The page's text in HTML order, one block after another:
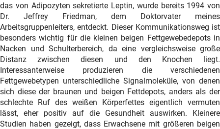
das von Adipozyten sekretierte Leptin, wurde bereits 1994 von
Dr. Jeffrey Friedman, dem Doktorvater meines
Arbeitsgruppenleiters, entdeckt. Dieser Kommunikationsweg ist
besonders wichtig für die kleinen beigen Fettgewebedepots in
Nacken und Schulterbereich, da eine vergleichsweise große
Distanz zwischen diesen und den Knochen liegt.
Interessanterweise produzieren die verschiedenen
Fettgewebetypen unterschiedliche Signalmoleküle, von denen
sich diese der braunen und beigen Fettdepots, anders als der
schlechte Ruf des weißen Körperfettes eigentlich vermuten
lässt, eher positiv auf die Gesundheit auswirken. Kleinere
Studien haben gezeigt, dass Erwachsene mit größeren beigen